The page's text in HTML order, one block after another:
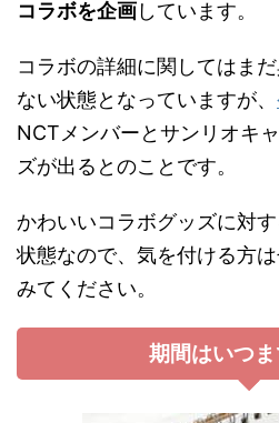
コラボを企画しています。
コラボの詳細に関してはま
ない状態となっていますが、
NCTメンバーとサンリオキ
ズが出るとのことです。
かわいいコラボグッズに対
状態なので、気を付ける方
みてください。
期間はいつ